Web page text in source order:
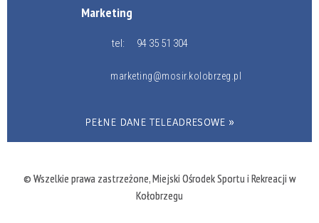
Marketing
tel: 94 35 51 304
marketing@mosir.kolobrzeg.pl
PEŁNE DANE TELEADRESOWE »
© Wszelkie prawa zastrzeżone, Miejski Ośrodek Sportu i Rekreacji w
Kołobrzegu